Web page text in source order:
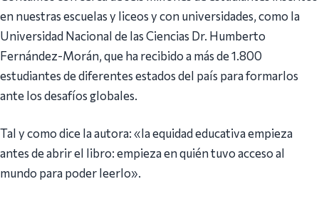
en nuestras escuelas y liceos y con universidades, como la
Universidad Nacional de las Ciencias Dr. Humberto
Fernández-Morán, que ha recibido a más de 1.800
estudiantes de diferentes estados del país para formarlos
ante los desafíos globales.
Tal y como dice la autora: «la equidad educativa empieza
antes de abrir el libro: empieza en quién tuvo acceso al
mundo para poder leerlo».